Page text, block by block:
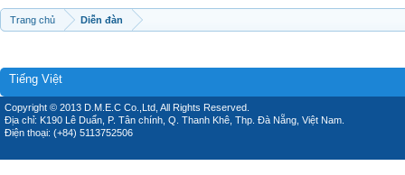
Trang chủ Diễn đàn
Tiếng Việt
Copyright © 2013 D.M.E.C Co.,Ltd, All Rights Reserved.
Địa chỉ: K190 Lê Duẩn, P. Tân chính, Q. Thanh Khê, Thp. Đà Nẵng, Việt Nam.
Điện thoại: (+84) 5113752506